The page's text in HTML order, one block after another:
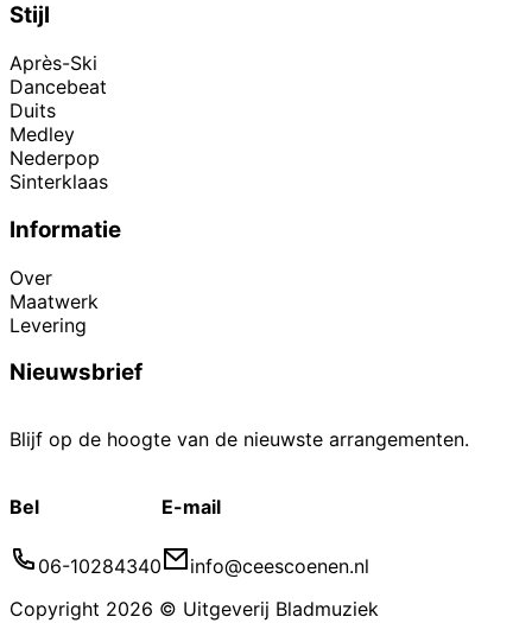
Stijl
Après-Ski
Dancebeat
Duits
Medley
Nederpop
Sinterklaas
Informatie
Over
Maatwerk
Levering
Nieuwsbrief
Blijf op de hoogte van de nieuwste arrangementen.
Bel
06-10284340
E-mail
info@ceescoenen.nl
Copyright 2026 © Uitgeverij Bladmuziek